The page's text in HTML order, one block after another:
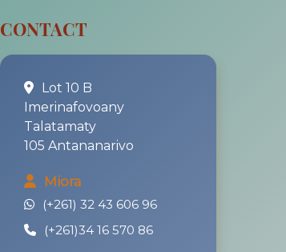
CONTACT
Lot 10 B
Imerinafovoany
Talatamaty
105 Antananarivo
Miora
(+261) 32 43 606 96
(+261)34 16 570 86